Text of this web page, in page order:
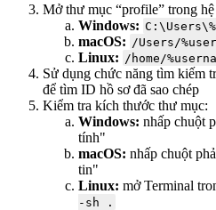
Mở thư mục “profile” trong
Windows:
macOS: /Users/
Linux: /home/
Sử dụng chức năng tìm kiếm
để tìm ID hồ sơ đã sao chép
Kiểm tra kích thước thư mục:
Windows: nhấp chuột
tính"
macOS: nhấp chuột
tin"
Linux: mở Terminal
-sh .